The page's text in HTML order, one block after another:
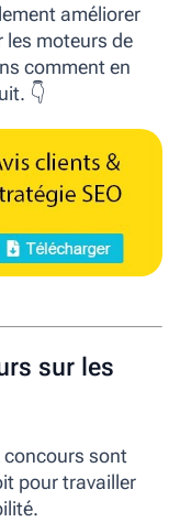
améliorer
les moteurs de
comment en
👇
sur les
concours sont
pour travailler